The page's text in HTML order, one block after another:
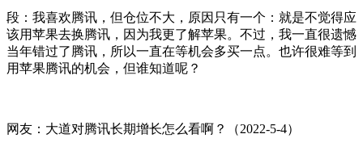
段：我喜欢腾讯，但仓位不大，原因只有一个：就是不觉得应
该用苹果去换腾讯，因为我更了解苹果。不过，我一直很遗憾
当年错过了腾讯，所以一直在等机会多买一点。也许很难等到
用苹果腾讯的机会，但谁知道呢？
网友：大道对腾讯长期增长怎么看啊？（2022-5-4）